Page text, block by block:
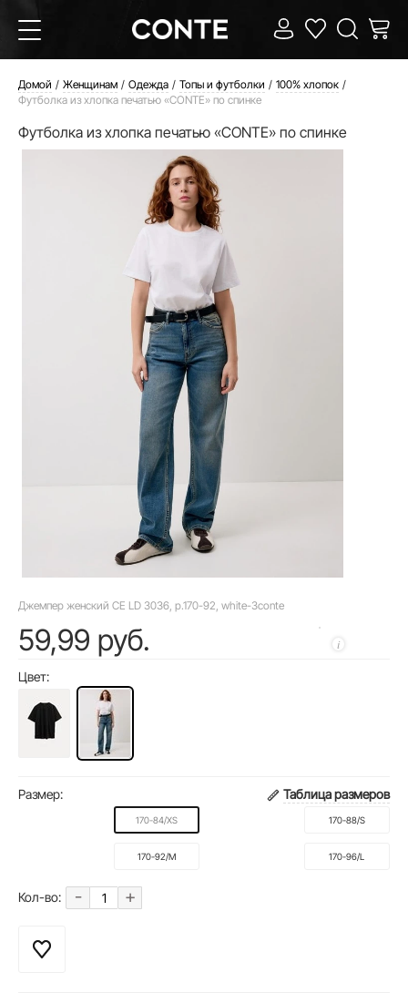
Домой Женщинам Одежда Топы и футболки
100% хлопок
Футболка из хлопка печатью «CONTE» по спинке
Футболка из хлопка печатью «CONTE» по спинке
Джемпер женский CE LD 3036, р.170-92, white-3conte
59,99 руб.
Цвет:
Размер: Таблица размеров
170-84/XS 170-88/S
170-92/M 170-96/L
Кол-во: - +